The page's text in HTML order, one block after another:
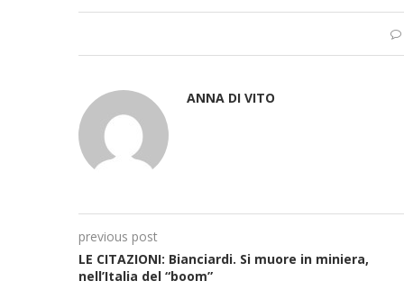
ANNA DI VITO
previous post
LE CITAZIONI: Bianciardi. Si muore in miniera,
nell’Italia del “boom”